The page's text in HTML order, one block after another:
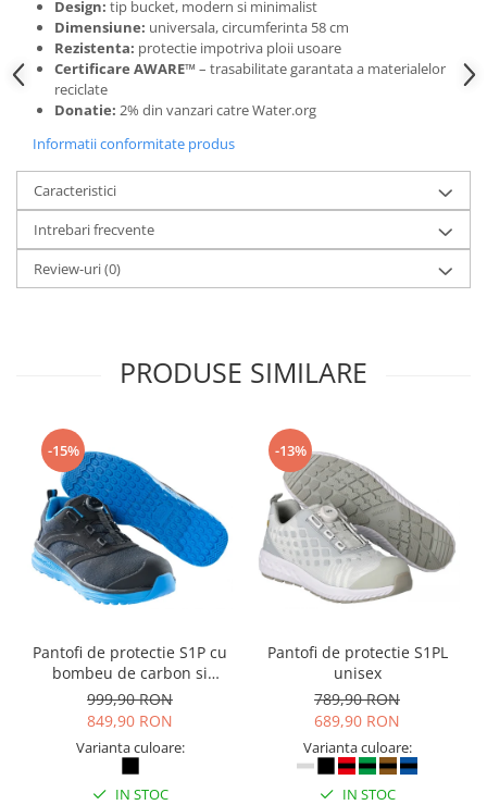
Design: tip bucket, modern si minimalist
Dimensiune: universala, circumferinta 58 cm
Rezistenta: protectie impotriva ploii usoare
Certificare AWARE™ – trasabilitate garantata a materialelor
reciclate
Donatie: 2% din vanzari catre Water.org
Informatii conformitate produs
Caracteristici
Intrebari frecvente
Review-uri(0)
PRODUSE SIMILARE
-15%
Pantofi de protectie S1P cu
bombeu de carbon si
inchidere BOAÂ® Fit
999,90 RON
849,90 RON
Varianta culoare:
IN STOC
-13%
Pantofi de protectie S1PL
unisex
789,90 RON
689,90 RON
Varianta culoare:
IN STOC